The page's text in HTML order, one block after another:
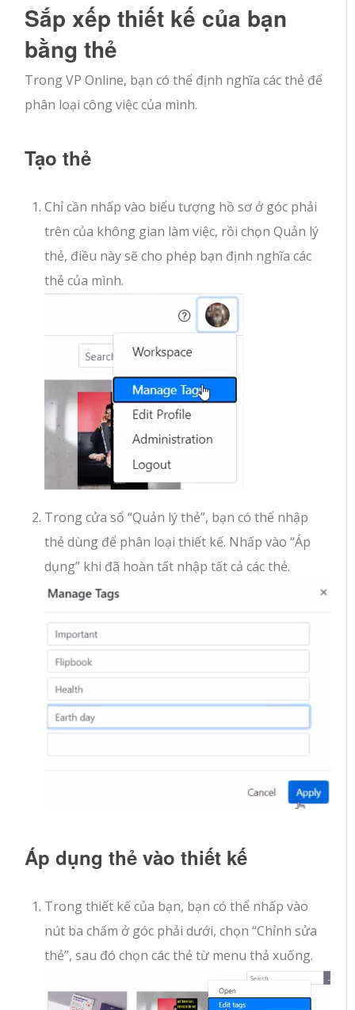
Sắp xếp thiết kế của bạn
bằng thẻ
Trong VP Online, bạn có thể định nghĩa các thẻ để
phân loại công việc của mình.
Tạo thẻ
Chỉ cần nhấp vào biểu tượng hồ sơ ở góc phải
trên của không gian làm việc, rồi chọn Quản lý
thẻ, điều này sẽ cho phép bạn định nghĩa các
thẻ của mình.
Trong cửa sổ “Quản lý thẻ”, bạn có thể nhập
thẻ dùng để phân loại thiết kế. Nhấp vào “Áp
dụng” khi đã hoàn tất nhập tất cả các thẻ.
Áp dụng thẻ vào thiết kế
Trong thiết kế của bạn, bạn có thể nhấp vào
nút ba chấm ở góc phải dưới, chọn “Chỉnh sửa
thẻ”, sau đó chọn các thẻ từ menu thả xuống.